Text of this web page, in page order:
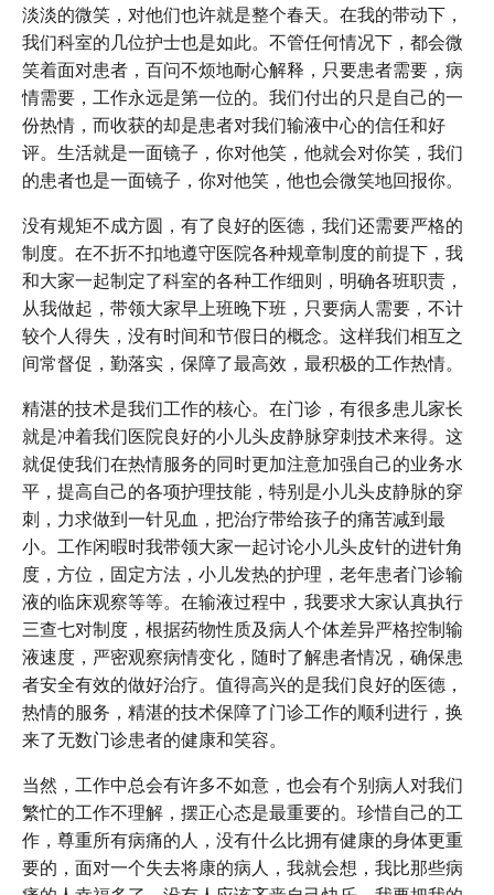
淡淡的微笑，对他们也许就是整个春天。在我的带动下，
我们科室的几位护士也是如此。不管任何情况下，都会微
笑着面对患者，百问不烦地耐心解释，只要患者需要，病
情需要，工作永远是第一位的。我们付出的只是自己的一
份热情，而收获的却是患者对我们输液中心的信任和好
评。生活就是一面镜子，你对他笑，他就会对你笑，我们
的患者也是一面镜子，你对他笑，他也会微笑地回报你。
没有规矩不成方圆，有了良好的医德，我们还需要严格的
制度。在不折不扣地遵守医院各种规章制度的前提下，我
和大家一起制定了科室的各种工作细则，明确各班职责，
从我做起，带领大家早上班晚下班，只要病人需要，不计
较个人得失，没有时间和节假日的概念。这样我们相互之
间常督促，勤落实，保障了最高效，最积极的工作热情。
精湛的技术是我们工作的核心。在门诊，有很多患儿家长
就是冲着我们医院良好的小儿头皮静脉穿刺技术来得。这
就促使我们在热情服务的同时更加注意加强自己的业务水
平，提高自己的各项护理技能，特别是小儿头皮静脉的穿
刺，力求做到一针见血，把治疗带给孩子的痛苦减到最
小。工作闲暇时我带领大家一起讨论小儿头皮针的进针角
度，方位，固定方法，小儿发热的护理，老年患者门诊输
液的临床观察等等。在输液过程中，我要求大家认真执行
三查七对制度，根据药物性质及病人个体差异严格控制输
液速度，严密观察病情变化，随时了解患者情况，确保患
者安全有效的做好治疗。值得高兴的是我们良好的医德，
热情的服务，精湛的技术保障了门诊工作的顺利进行，换
来了无数门诊患者的健康和笑容。
当然，工作中总会有许多不如意，也会有个别病人对我们
繁忙的工作不理解，摆正心态是最重要的。珍惜自己的工
作，尊重所有病痛的人，没有什么比拥有健康的身体更重
要的，面对一个失去将康的病人，我就会想，我比那些病